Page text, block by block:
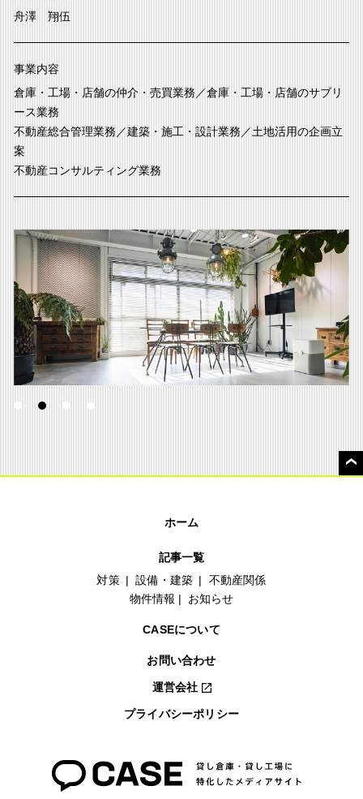
舟澤 翔伍
事業内容
倉庫・工場・店舗の仲介・売買業務／倉庫・工場・店舗のサブリ
ース業務
不動産総合管理業務／建築・施工・設計業務／土地活用の企画立
案
不動産コンサルティング業務
ホーム
記事一覧
対策
設備・建築
不動産関係
物件情報
お知らせ
CASEについて
お問い合わせ
運営会社
プライバシーポリシー